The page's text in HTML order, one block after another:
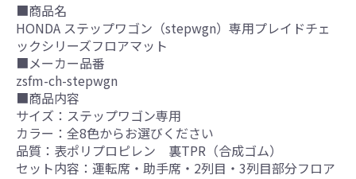
■商品名
HONDA ステップワゴン（stepwgn）専用プレイドチェ
ックシリーズフロアマット
■メーカー品番
zsfm-ch-stepwgn
■商品内容
サイズ：ステップワゴン専用
カラー：全8色からお選びください
品質：表ポリプロピレン 裏TPR（合成ゴム）
セット内容：運転席・助手席・2列目・3列目部分フロア